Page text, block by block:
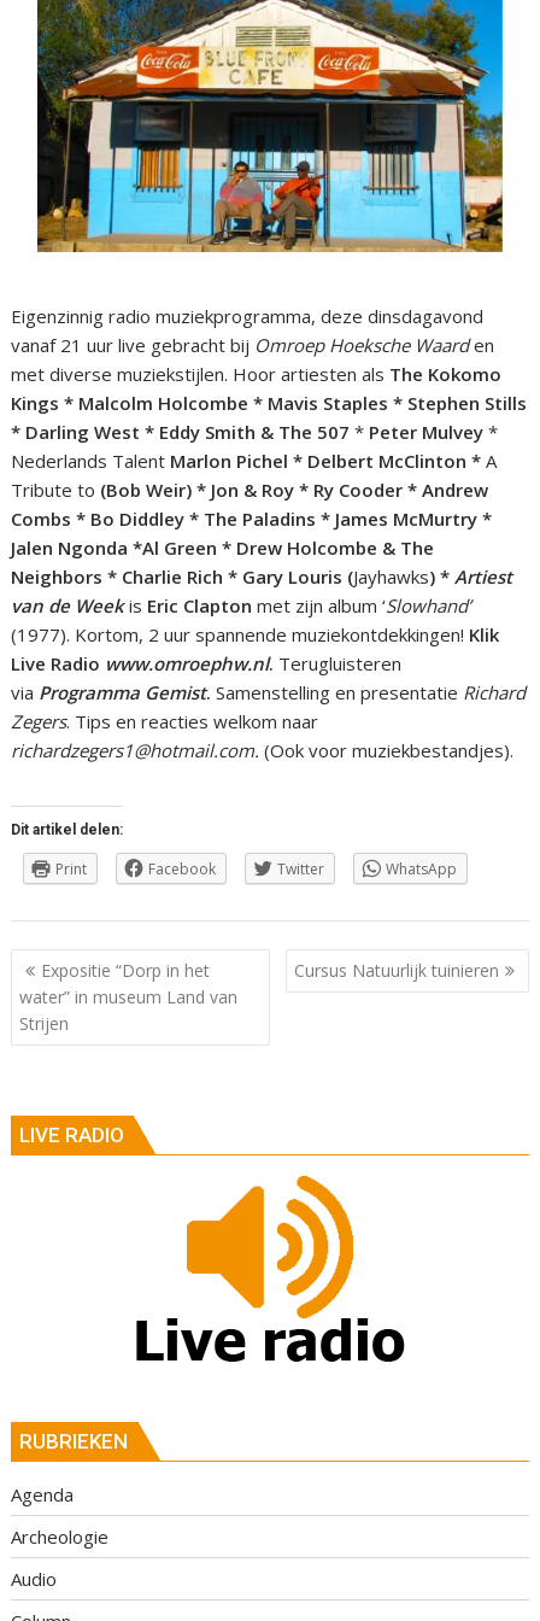
Eigenzinnig radio muziekprogramma, deze dinsdagavond
vanaf 21 uur live gebracht bij Omroep Hoeksche Waarden
met diverse muziekstijlen. Hoor artiesten als The Kokomo
Kings * Malcolm Holcombe * Mavis Staples * Stephen Stills
* Darling West * Eddy Smith & The 507* Peter Mulvey *
Nederlands Talent Marlon Pichel * Delbert McClinton *A
Tribute to (Bob Weir) * Jon & Roy * Ry Cooder * Andrew
Combs * Bo Diddley * The Paladins * James McMurtry *
Jalen Ngonda *Al Green * Drew Holcombe & The
Neighbors * Charlie Rich * Gary Louris (Jayhawks) * Artiest
van de Weekis Eric Claptonmet zijn album ‘Slowhand’
(1977). Kortom, 2 uur spannende muziekontdekkingen! Klik
Live Radio www.omroephw.nl. Terugluisteren
via Programma Gemist. Samenstelling en presentatie Richard
Zegers. Tips en reacties welkom naar
richardzegers1@hotmail.com. (Ook voor muziekbestandjes).
Dit artikel delen:
Print Facebook Twitter WhatsApp
Berichtnavigatie
Expositie “Dorp in het
water” in museum Land van
Strijen
Cursus Natuurlijk tuinieren
LIVE RADIO
RUBRIEKEN
Agenda
Archeologie
Audio